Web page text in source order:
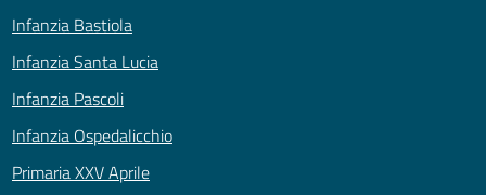
Infanzia Bastiola
Infanzia Santa Lucia
Infanzia Pascoli
Infanzia Ospedalicchio
Primaria XXV Aprile